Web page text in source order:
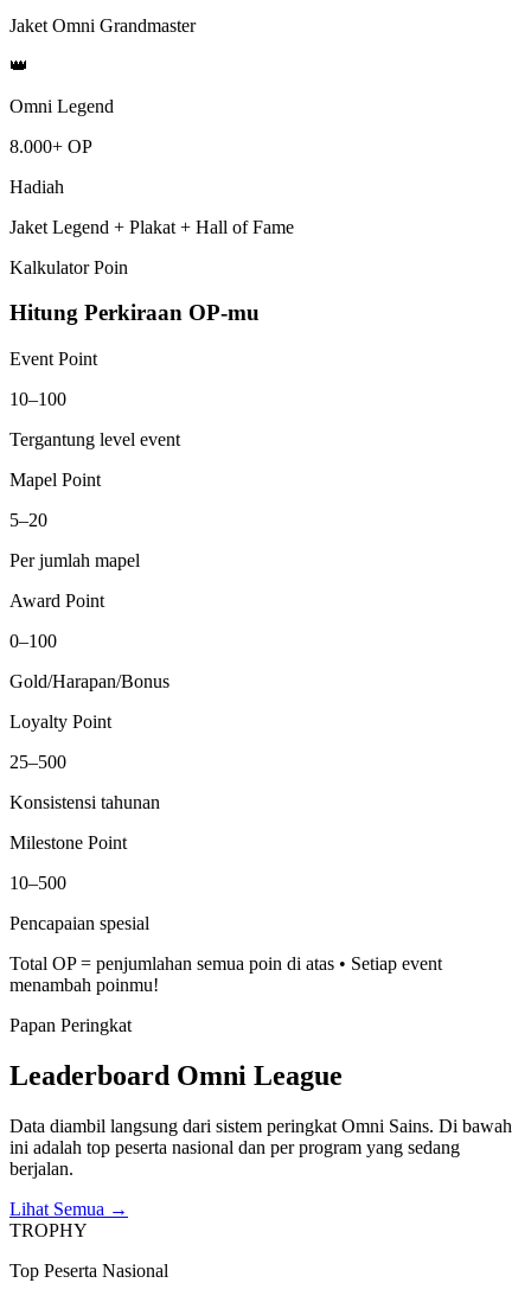
Jaket Omni Grandmaster
👑
Omni Legend
8.000+ OP
Hadiah
Jaket Legend + Plakat + Hall of Fame
Kalkulator Poin
Hitung Perkiraan OP-mu
Event Point
10–100
Tergantung level event
Mapel Point
5–20
Per jumlah mapel
Award Point
0–100
Gold/Harapan/Bonus
Loyalty Point
25–500
Konsistensi tahunan
Milestone Point
10–500
Pencapaian spesial
Total OP = penjumlahan semua poin di atas • Setiap event
menambah poinmu!
Papan Peringkat
Leaderboard Omni League
Data diambil langsung dari sistem peringkat Omni Sains. Di bawah
ini adalah top peserta nasional dan per program yang sedang
berjalan.
Lihat Semua →
TROPHY
Top Peserta Nasional